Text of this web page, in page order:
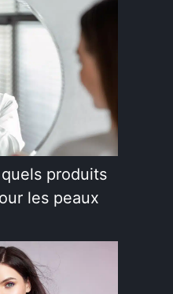
produits
les peaux